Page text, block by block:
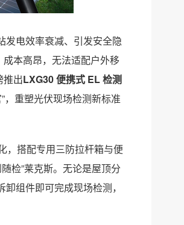
发电效率衰减、引发安全隐
本高昂，无法适配户外移
推出LXG30 便携式 EL 检测
，重塑光伏现场检测新标准
，搭配专用三防拉杆箱与便
检”莱克斯。无论是屋顶分
组件即可完成现场检测，